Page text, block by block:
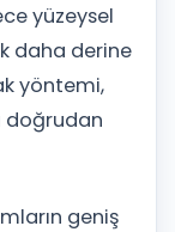
yüzeysel
daha derine
yöntemi,
doğrudan
geniş